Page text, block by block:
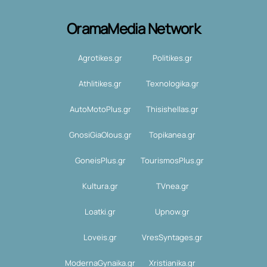
OramaMedia Network
Agrotikes.gr Politikes.gr
Athlitikes.gr Texnologika.gr
AutoMotoPlus.gr Thisishellas.gr
GnosiGiaOlous.gr Topikanea.gr
GoneisPlus.gr TourismosPlus.gr
Kultura.gr TVnea.gr
Loatki.gr Upnow.gr
Loveis.gr VresSyntages.gr
ModernaGynaika.gr Xristianika.gr